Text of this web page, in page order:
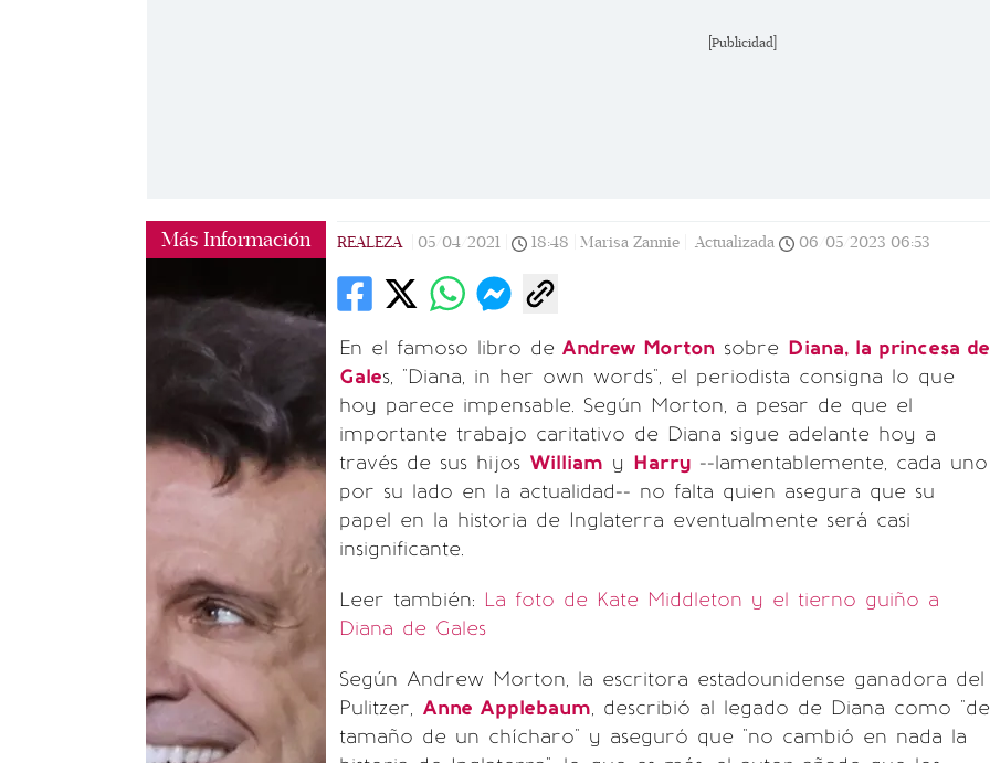
[Publicidad]
Más Información REALEZA 05/04/2021 18:48 Marisa Zannie | Actualizada 06/05/2023 06:53
En el famoso libro de Andrew Morton sobre Diana, la princesa de
Gales, "Diana, in her own words", el periodista consigna lo que
hoy parece impensable. Según Morton, a pesar de que el
importante trabajo caritativo de Diana sigue adelante hoy a
través de sus hijos William y Harry --lamentablemente, cada uno
por su lado en la actualidad-- no falta quien asegura que su
papel en la historia de Inglaterra eventualmente será casi
insignificante.
Leer también: La foto de Kate Middleton y el tierno guiño a
Diana de Gales
Según Andrew Morton, la escritora estadounidense ganadora del
Pulitzer, Anne Applebaum, describió al legado de Diana como
tamaño de un chícharo" y aseguró que "no cambió en nada la